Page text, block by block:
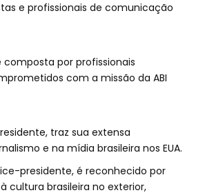
e profissionais de comunicação
composta por profissionais
com a missão da ABI
traz sua extensa
e na mídia brasileira nos EUA.
presidente, é reconhecido por
cultura brasileira no exterior,